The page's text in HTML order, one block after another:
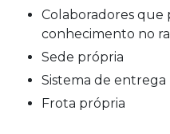
colaboradores que possuem amplo
conhecimento no
sede própria
sistema de
frota própria